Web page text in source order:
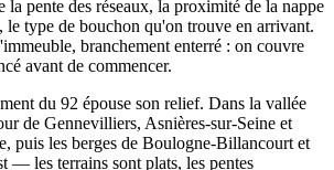
la pente des réseaux, la proximité de la nappe
le type de bouchon qu'on trouve en arrivant.
branchement enterré : on couvre
avant de commencer.
du 92 épouse son relief. Dans la vallée
de Gennevilliers, Asnières-sur-Seine et
puis les berges de Boulogne-Billancourt et
— les terrains sont plats, les pentes